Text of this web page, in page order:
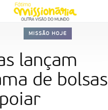
MISSÃO HOJE
lançam
de bolsas